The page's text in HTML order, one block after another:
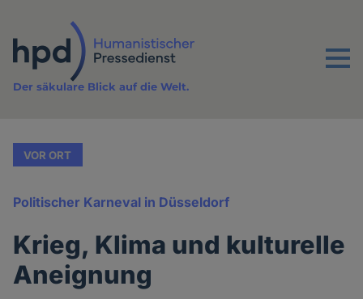
Inhalt
Menu
Der säkulare Blick auf die Welt.
VOR ORT
Politischer Karneval in Düsseldorf
Krieg, Klima und kulturelle
Aneignung